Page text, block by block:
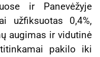
ir Panevėžyje
užfiksuotas 0,4%,
augimas ir vidutinė
pakilo iki